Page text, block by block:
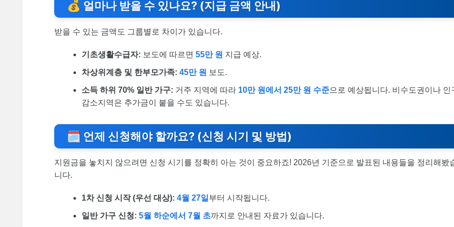
💰 얼마나 받을 수 있나요? (지급 금액 안내)
받을 수 있는 금액도 그룹별로 차이가 있습니다.
기초생활수급자: 보도에 따르면55만 원 지급 예상.
차상위계층 및 한부모가족: 45만 원 보도.
소득 하위 70% 일반 가구: 거주 지역에 따라 10만 원에서 25만 원 수준으로 예상됩니다. 비수도권이나 인
감소지역은 추가금이 붙을 수도 있습니다.
🗓️ 언제 신청해야 할까요? (신청 시기 및 방법)
지원금을 놓치지 않으려면 신청 시기를 정확히 아는 것이 중요하죠! 2026년 기준으로 발표된 내용들을 정리해봤
니다.
1차 신청 시작 (우선 대상): 4월 27일 부터 시작됩니다.
일반 가구 신청: 5월 하순에서 7월 초까지로 안내된 자료가 있습니다.